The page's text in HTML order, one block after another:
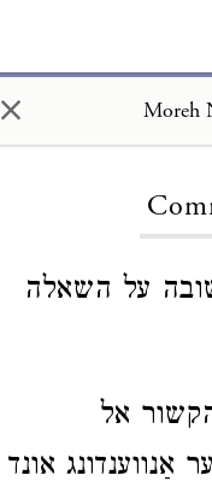
× Moreh
על השאלה
אל
אונד